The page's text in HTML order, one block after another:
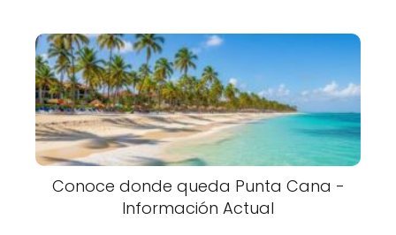
Conoce donde queda Punta Cana -
Información Actual